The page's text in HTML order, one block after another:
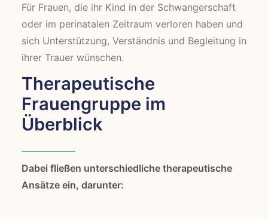
Für Frauen, die ihr Kind in der Schwangerschaft
oder im perinatalen Zeitraum verloren haben und
sich Unterstützung, Verständnis und Begleitung in
ihrer Trauer wünschen.
Therapeutische
Frauengruppe im
Überblick
Dabei fließen unterschiedliche therapeutische
Ansätze ein, darunter: